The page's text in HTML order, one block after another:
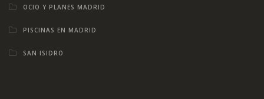
OCIO Y PLANES MADRID
PISCINAS EN MADRID
SAN ISIDRO